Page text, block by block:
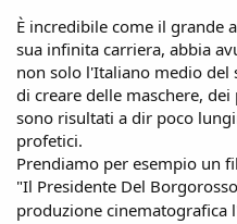
È incredibile come il grande
sua infinita carriera, abbia
non solo l'Italiano medio del
di creare delle maschere,
sono risultati a dir poco
profetici.
Prendiamo per esempio un
"Il Presidente Del
produzione cinematografica